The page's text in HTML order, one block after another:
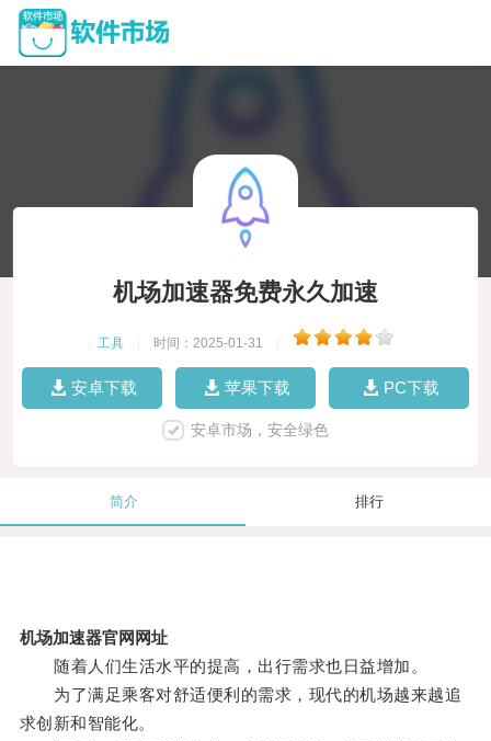
机场加速器免费永久加速
工具 时间：2025-01-31
安卓下载 苹果下载 PC下载
安卓市场，安全绿色
简介 排行
机场加速器官网网址
随着人们生活水平的提高，出行需求也日益增加。
为了满足乘客对舒适便利的需求，现代的机场越来越追
求创新和智能化。